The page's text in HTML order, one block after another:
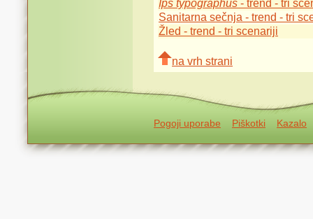
Ips typographus - trend - tri
Sanitarna sečnja - trend - tri
Žled - trend - tri scenariji
na vrh strani
Pogoji uporabe Piškotki Kazalo